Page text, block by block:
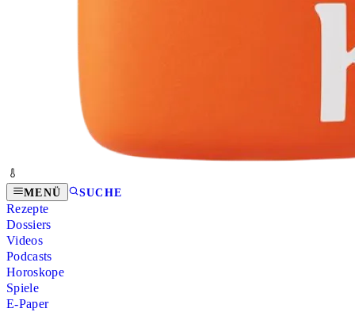
MENÜ SUCHE
Rezepte
Dossiers
Videos
Podcasts
Horoskope
Spiele
E-Paper